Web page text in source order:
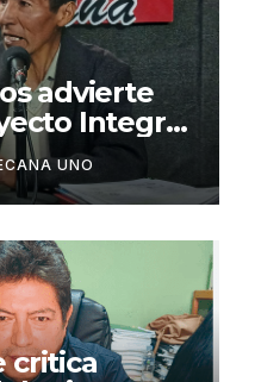
advierte
Integral
para
UNO
critica